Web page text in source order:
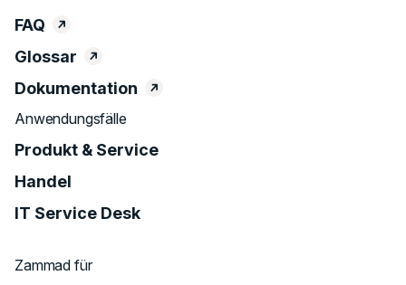
FAQ
Glossar
Dokumentation
Anwendungsfälle
Produkt & Service
Handel
IT Service Desk
Zammad für